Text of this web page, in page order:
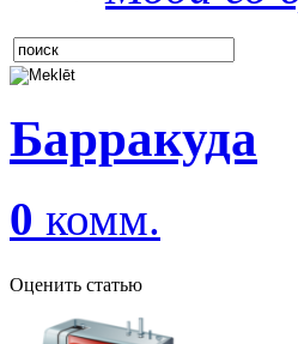
Барракуда
0 комм.
Оценить статью